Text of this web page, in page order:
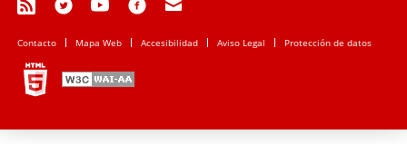
Contacto Mapa Web Accesibilidad Aviso Legal Protección de datos